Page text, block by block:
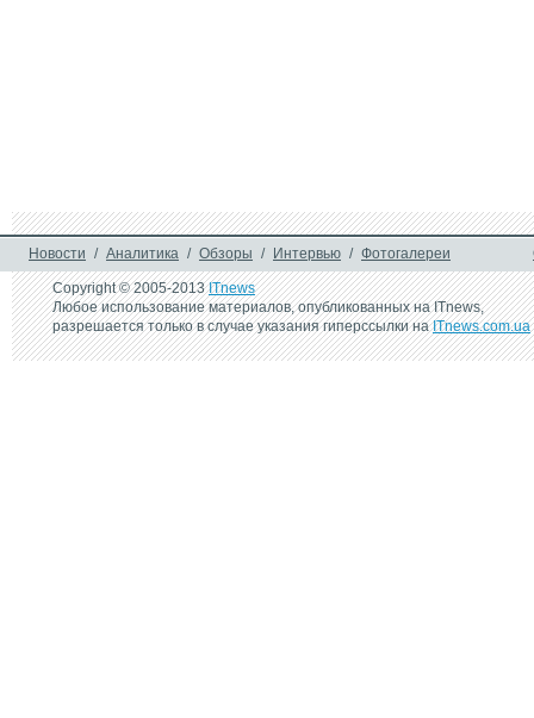
Новости / Аналитика / Обзоры / Интервью / Фотогалереи
Copyright © 2005-2013ITnews
Любое использование материалов, опубликованных на ITnews,
разрешается только в случае указания гиперссылки наITnews.com.ua